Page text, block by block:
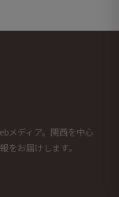
メディア。関西を中心
をお届けします。